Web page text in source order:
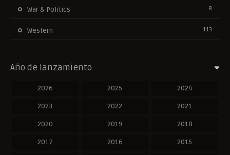
War & Politics 8
Western 113
Año de lanzamiento
2026 2025 2024
2023 2022 2021
2020 2019 2018
2017 2016 2015